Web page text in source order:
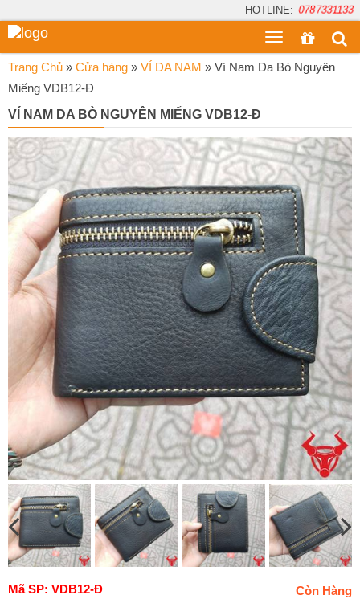
HOTLINE: 0787331133
Toggle
menu
Trang Chủ » Cửa hàng » VÍ DA NAM » Ví Nam Da Bò Nguyên
Miếng VDB12-Đ
VÍ NAM DA BÒ NGUYÊN MIẾNG VDB12-Đ
Mã SP: VDB12-Đ Còn Hàng